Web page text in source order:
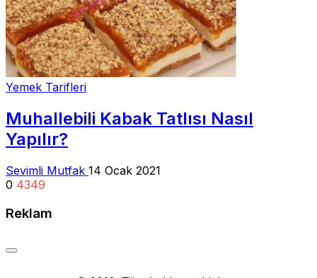
Yemek Tarifleri
Muhallebili Kabak Tatlısı Nasıl
Yapılır?
Sevimli Mutfak 14 Ocak 2021
0 4349
Reklam